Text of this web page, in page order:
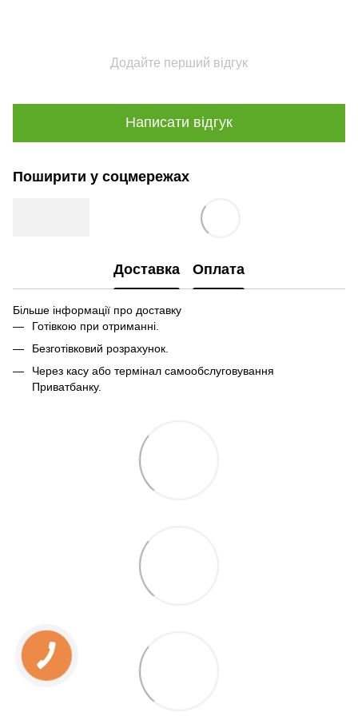
Додайте перший відгук
Написати відгук
Поширити у соцмережах
Доставка Оплата
Більше інформації про доставку
Готівкою при отриманні.
Безготівковий розрахунок.
Через касу або термінал самообслуговування
Приватбанку.